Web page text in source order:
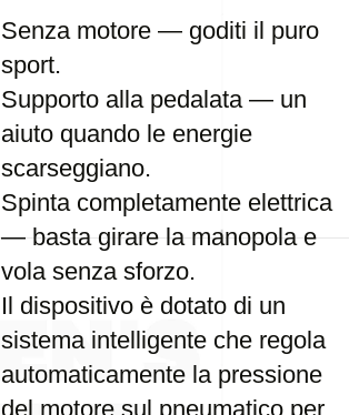
Senza motore — goditi il puro
sport.
Supporto alla pedalata — un
aiuto quando le energie
scarseggiano.
Spinta completamente elettrica
— basta girare la manopola e
vola senza sforzo.
Il dispositivo è dotato di un
sistema intelligente che regola
automaticamente la pressione
del motore sul pneumatico per